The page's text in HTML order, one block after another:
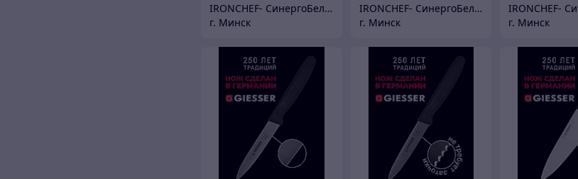
IRONCHEF- СинергоБелСервис (для юр.лиц)
г. Минск
IRONCHEF- СинергоБелСервис (для юр.лиц)
г. Минск
г. Минск